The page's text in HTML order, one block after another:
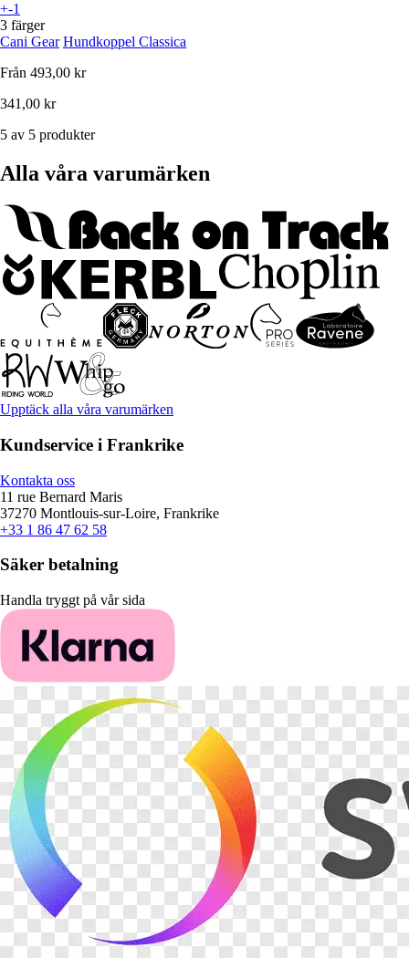
+-1
3 färger
Cani Gear Hundkoppel Classica
Från 493,00 kr
341,00 kr
5 av 5 produkter
Alla våra varumärken
Upptäck alla våra varumärken
Kundservice i Frankrike
Kontakta oss
11 rue Bernard Maris
37270 Montlouis-sur-Loire, Frankrike
+33 1 86 47 62 58
Säker betalning
Handla tryggt på vår sida